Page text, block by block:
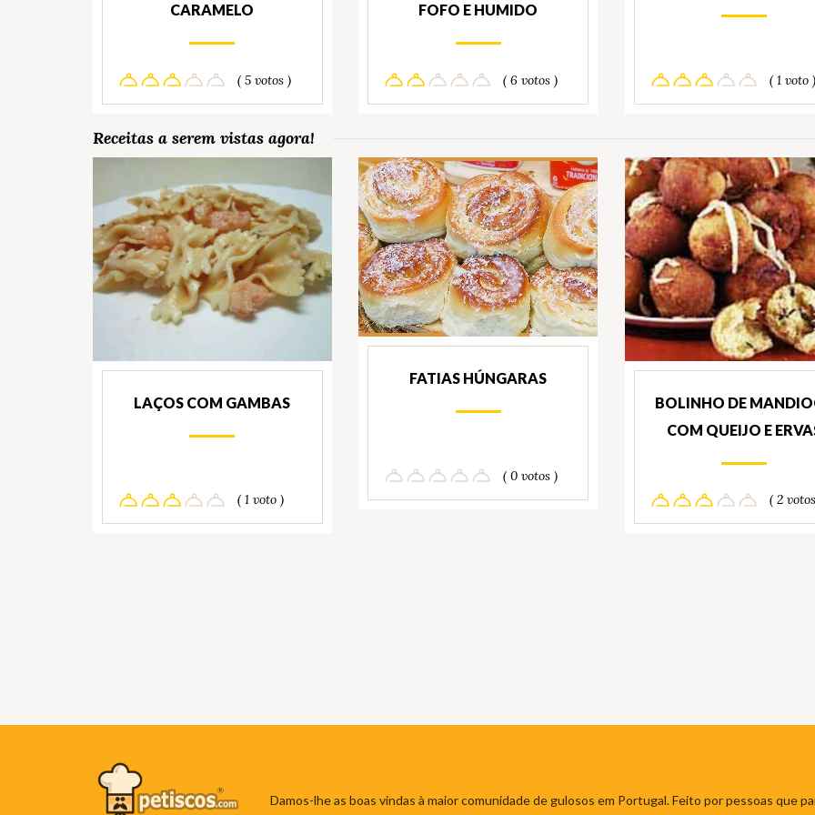
CARAMELO
( 5 votos )
FOFO E HUMIDO
( 6 votos ) ( 1 voto )
Receitas a serem vistas agora!
LAÇOS COM GAMBAS
( 1 voto )
FATIAS HÚNGARAS
( 0 votos )
BOLINHO DE
COM QUEIJO E
( 2
Damos-lhe as boas vindas à maior comunidade de gulosos em Portugal. Feito por pessoas que